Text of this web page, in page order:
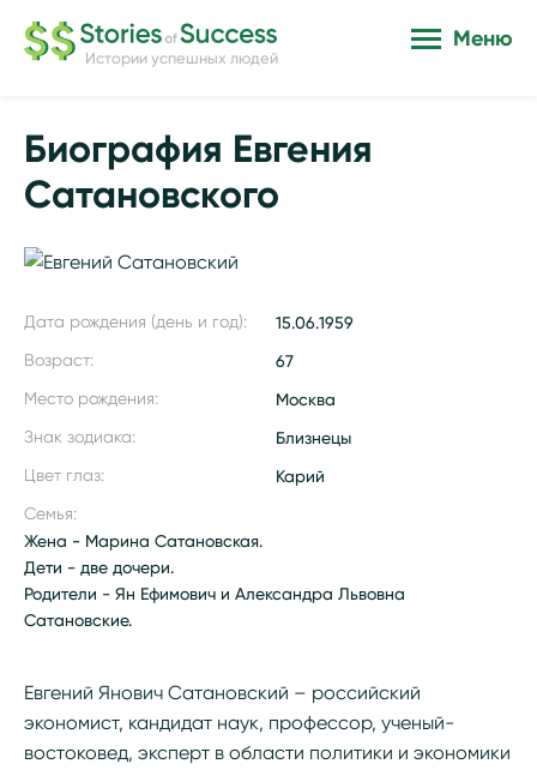
Истории успешных людей
Меню
Биография Евгения
Сатановского
Дата рождения (день и год): 15.06.1959
Возраст: 67
Место рождения: Москва
Знак зодиака: Близнецы
Цвет глаз: Карий
Семья:
Жена - Марина Сатановская.
Дети - две дочери.
Родители - Ян Ефимович и Александра Львовна
Сатановские.
Евгений Янович Сатановский – российский
экономист, кандидат наук, профессор, ученый-
востоковед, эксперт в области политики и экономики